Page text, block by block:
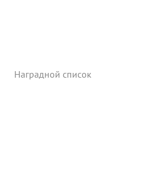
Наградной список